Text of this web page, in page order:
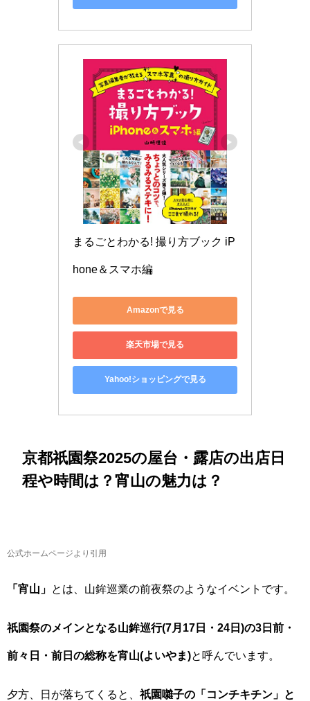
まるごとわかる! 撮り方ブック iP
hone＆スマホ編
Amazonで見る
楽天市場で見る
Yahoo!ショッピングで見る
京都祇園祭2025の屋台・露店の出店日
程や時間は？宵山の魅力は？
公式ホームページより引用
「宵山」 とは、山鉾巡業の前夜祭のようなイベントです。
祇園祭のメインとなる山鉾巡行(7月17日・24日)の3日前・
前々日・前日の総称を宵山(よいやま)と呼んでいます。
夕方、日が落ちてくると、 祇園囃子の「コンチキチン」と